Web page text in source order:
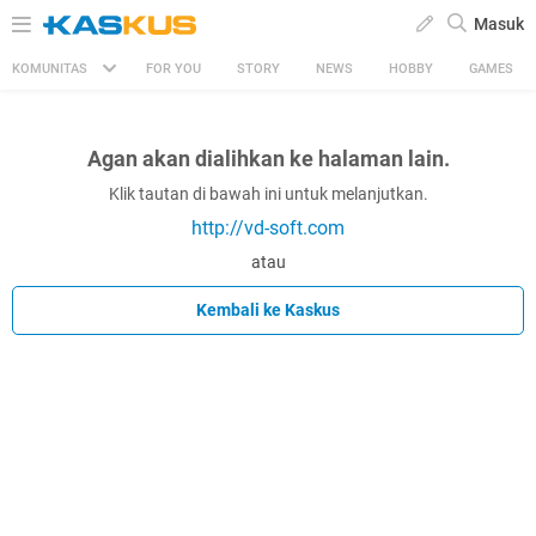
Masuk
KOMUNITAS FOR YOU STORY NEWS HOBBY GAMES
Agan akan dialihkan ke halaman lain.
Klik tautan di bawah ini untuk melanjutkan.
http://vd-soft.com
atau
Kembali ke Kaskus